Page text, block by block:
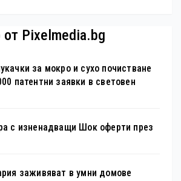
от Pixelmedia.bg
за мокро и сухо почистване
патентни заявки в световен
с изненадващи Шок оферти през
заживяват в умни домове